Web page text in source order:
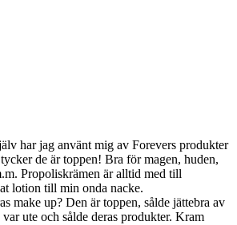
har jag använt mig av Forevers produkter
de är toppen! Bra för magen, huden,
Propoliskrämen är alltid med till
lotion till min onda nacke.
make up? Den är toppen, sålde jättebra av
ute och sålde deras produkter. Kram